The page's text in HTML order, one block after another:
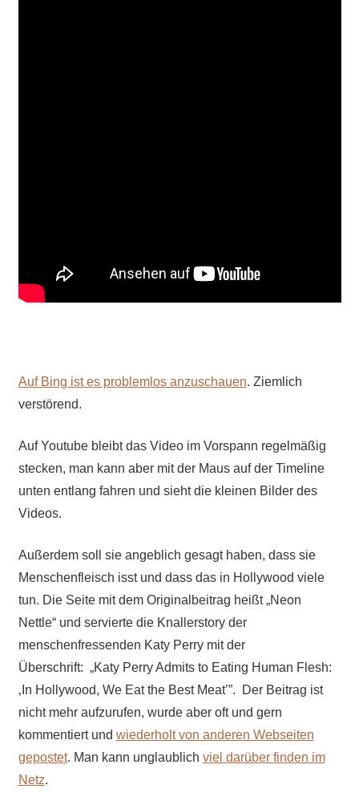
Auf Bing ist es problemlos anzuschauen. Ziemlich
verstörend.
Auf Youtube bleibt das Video im Vorspann regelmäßig
stecken, man kann aber mit der Maus auf der Timeline
unten entlang fahren und sieht die kleinen Bilder des
Videos.
Außerdem soll sie angeblich gesagt haben, dass sie
Menschenfleisch isst und dass das in Hollywood viele
tun. Die Seite mit dem Originalbeitrag heißt „Neon
Nettle“ und servierte die Knallerstory der
menschenfressenden Katy Perry mit der
Überschrift: „Katy Perry Admits to Eating Human Flesh:
‚In Hollywood, We Eat the Best Meat’”. Der Beitrag ist
nicht mehr aufzurufen, wurde aber oft und gern
kommentiert und wiederholt von anderen Webseiten
gepostet. Man kann unglaublich viel darüber finden im
Netz.